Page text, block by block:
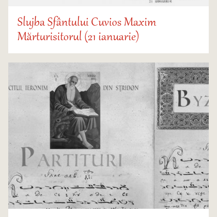
Slujba Sfântului Cuvios Maxim
Mărturisitorul (21 ianuarie)